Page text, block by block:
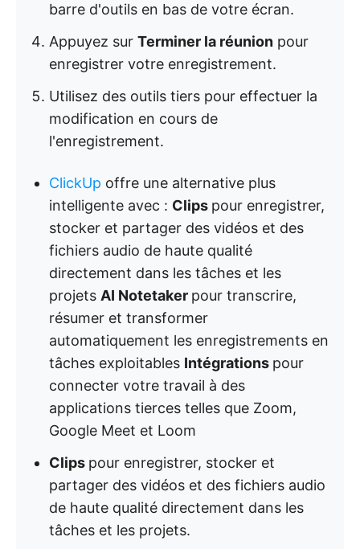
barre d'outils en bas de votre écran.
Appuyez sur Terminer la réunion pour
enregistrer votre enregistrement.
Utilisez des outils tiers pour effectuer la
modification en cours de
l'enregistrement.
ClickUp offre une alternative plus
intelligente avec : Clips pour enregistrer,
stocker et partager des vidéos et des
fichiers audio de haute qualité
directement dans les tâches et les
projets AI Notetaker pour transcrire,
résumer et transformer
automatiquement les enregistrements en
tâches exploitables Intégrations pour
connecter votre travail à des
applications tierces telles que Zoom,
Google Meet et Loom
Clips pour enregistrer, stocker et
partager des vidéos et des fichiers audio
de haute qualité directement dans les
tâches et les projets.